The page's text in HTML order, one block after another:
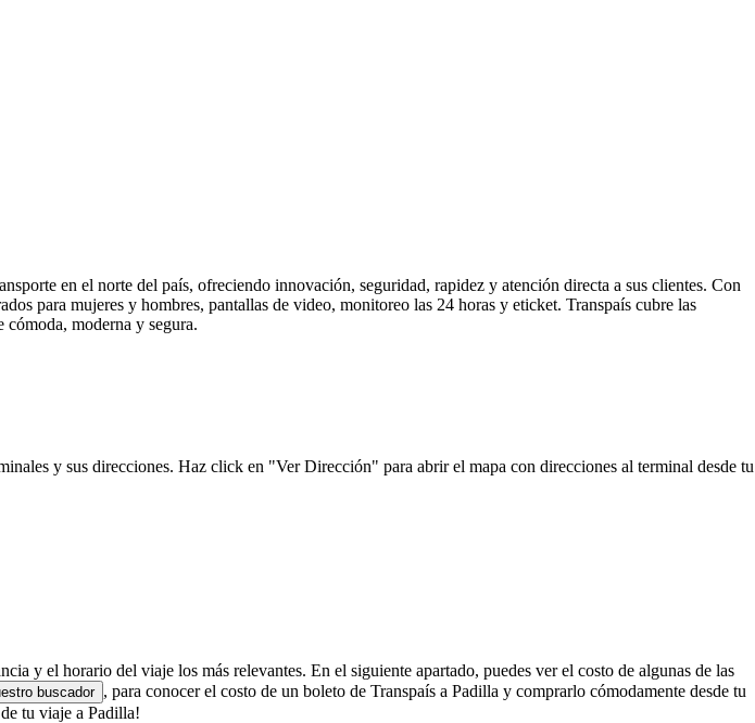
en el norte del país, ofreciendo innovación, seguridad, rapidez y atención directa a sus clientes. Con
para mujeres y hombres, pantallas de video, monitoreo las 24 horas y eticket. Transpaís cubre las
moderna y segura.
y sus direcciones. Haz click en "Ver Dirección" para abrir el mapa con direcciones al terminal desde tu
y el horario del viaje los más relevantes. En el siguiente apartado, puedes ver el costo de algunas de las
buscador , para conocer el costo de un boleto de Transpaís a Padilla y comprarlo cómodamente desde tu
tu viaje a Padilla!